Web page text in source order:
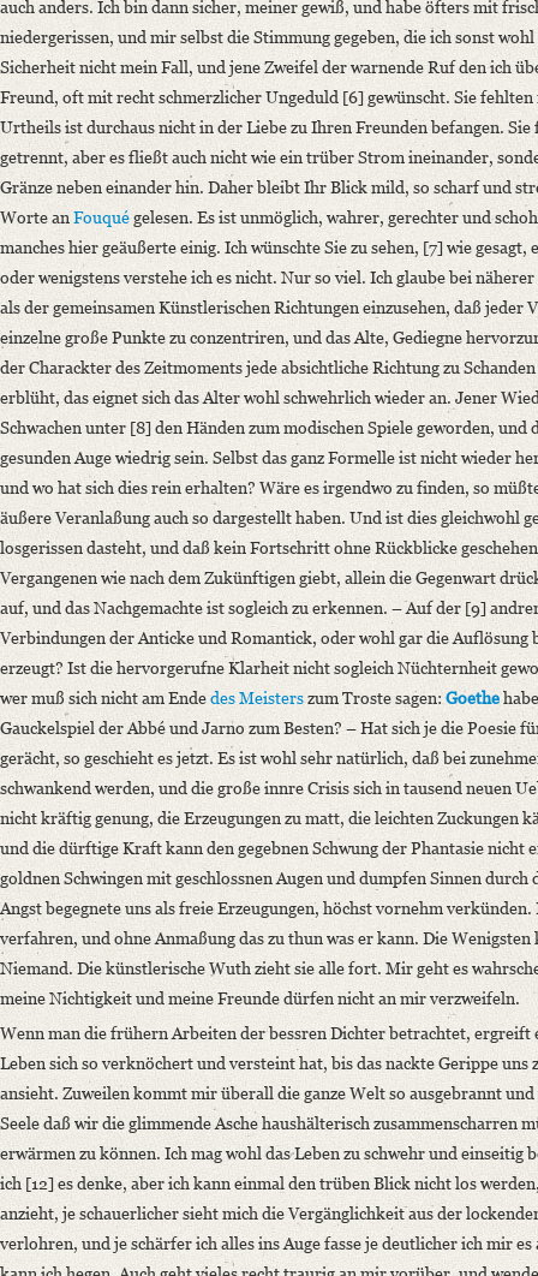
auch anders. Ich bin dann sicher, meiner gewiß, und habe öfters mit
niedergerissen, und mir selbst die Stimmung gegeben, die ich sonst
Sicherheit nicht mein Fall, und jene Zweifel der warnende Ruf den ich
Freund, oft mit recht schmerzlicher Ungeduld [6] gewünscht. Sie
Urtheils ist durchaus nicht in der Liebe zu Ihren Freunden befangen.
getrennt, aber es fließt auch nicht wie ein trüber Strom ineinander,
Gränze neben einander hin. Daher bleibt Ihr Blick mild, so scharf und
Worte anFouquégelesen. Es ist unmöglich, wahrer, gerechter und
manches hier geäußerte einig. Ich wünschte Sie zu sehen, [7] wie
oder wenigstens verstehe ich es nicht. Nur so viel. Ich glaube bei
als der gemeinsamen Künstlerischen Richtungen einzusehen, daß jeder
einzelne große Punkte zu conzentriren, und das Alte, Gediegne
der Charackter des Zeitmoments jede absichtliche Richtung zu
erblüht, das eignet sich das Alter wohl schwehrlich wieder an. Jener
Schwachen unter [8] den Händen zum modischen Spiele geworden,
gesunden Auge wiedrig sein. Selbst das ganz Formelle ist nicht wieder
und wo hat sich dies rein erhalten? Wäre es irgendwo zu finden, so
äußere Veranlaßung auch so dargestellt haben. Und ist dies gleichwohl
losgerissen dasteht, und daß kein Fortschritt ohne Rückblicke
Vergangenen wie nach dem Zukünftigen giebt, allein die Gegenwart
auf, und das Nachgemachte ist sogleich zu erkennen. – Auf der [9]
Verbindungen der Anticke und Romantick, oder wohl gar die
erzeugt? Ist die hervorgerufne Klarheit nicht sogleich Nüchternheit
wer muß sich nicht am Endedes Meisterszum Troste sagen: Goethe
Gauckelspiel der Abbé und Jarno zum Besten? – Hat sich je die Poesie
gerächt, so geschieht es jetzt. Es ist wohl sehr natürlich, daß bei
schwankend werden, und die große innre Crisis sich in tausend neuen
nicht kräftig genung, die Erzeugungen zu matt, die leichten Zuckungen
und die dürftige Kraft kann den gegebnen Schwung der Phantasie nicht
goldnen Schwingen mit geschlossnen Augen und dumpfen Sinnen
Angst begegnete uns als freie Erzeugungen, höchst vornehm
verfahren, und ohne Anmaßung das zu thun was er kann. Die
Niemand. Die künstlerische Wuth zieht sie alle fort. Mir geht es
meine Nichtigkeit und meine Freunde dürfen nicht an mir verzweifeln.
Wenn man die frühern Arbeiten der bessren Dichter betrachtet, ergreift
Leben sich so verknöchert und versteint hat, bis das nackte Gerippe
ansieht. Zuweilen kommt mir überall die ganze Welt so ausgebrannt
Seele daß wir die glimmende Asche haushälterisch zusammenscharren
erwärmen zu können. Ich mag wohl das Leben zu schwehr und einseitig
ich [12] es denke, aber ich kann einmal den trüben Blick nicht los
anzieht, je schauerlicher sieht mich die Vergänglichkeit aus der
verlohren, und je schärfer ich alles ins Auge fasse je deutlicher ich mir